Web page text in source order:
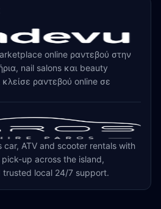
online ραντεβού στην
nail salons και beauty
ραντεβού online σε
car, ATV and scooter rentals with
up across the island,
trusted local 24/7 support.